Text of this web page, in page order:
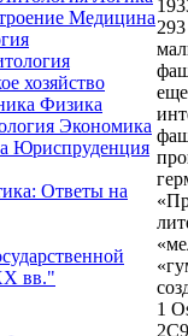
Медицина
хозяйство
Физика
Экономика
Юриспруденция
Ответы на
вв."
293
1
2C9